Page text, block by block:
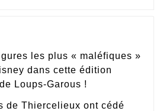
les plus « maléfiques »
dans cette édition
Loups-Garous !
de Thiercelieux ont cédé